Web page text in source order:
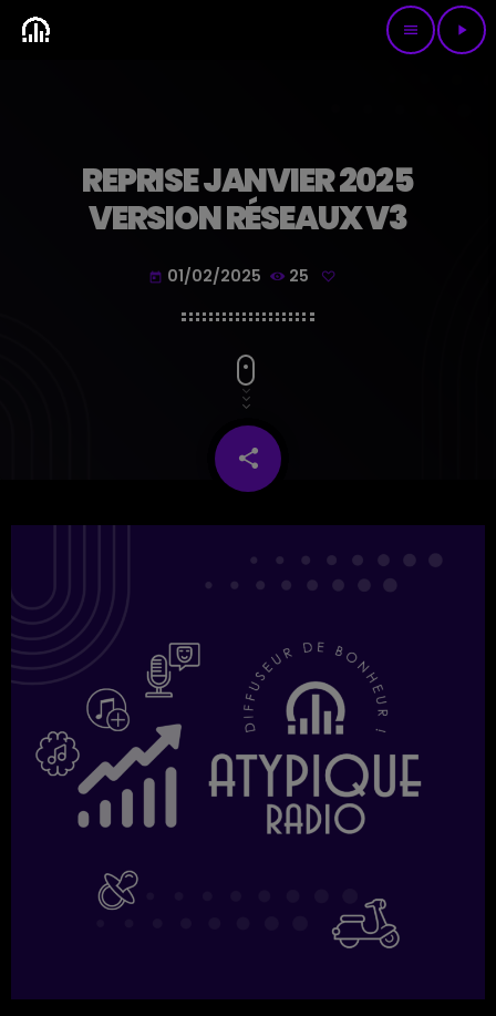
menu play_arrow
REPRISE JANVIER 2025
VERSION RÉSEAUX V3
today 01/02/2025 25
share
email